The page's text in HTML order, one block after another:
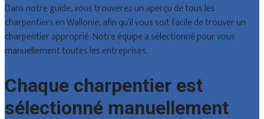
Dans notre guide, vous trouverez un aperçu de tous les
charpentiers en Wallonie, afin qu’il vous soit facile de trouver un
charpentier approprié. Notre équipe a sélectionné pour vous
manuellement toutes les entreprises.
Chaque charpentier est
sélectionné manuellement